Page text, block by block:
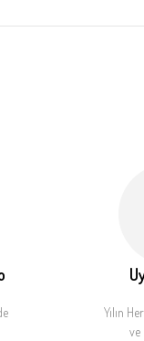
Yılın
ve